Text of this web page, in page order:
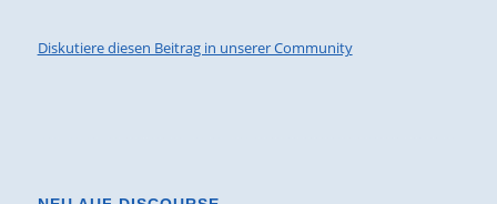
Diskutiere diesen Beitrag in unserer Community